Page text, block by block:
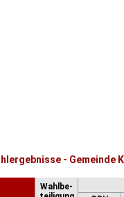
- Gemeinde
Wahlbe-